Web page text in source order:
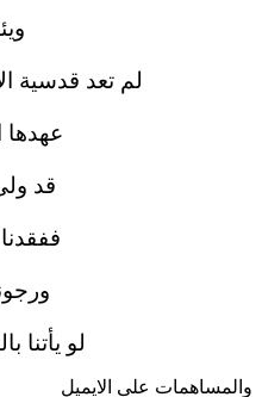
لم تعد قدسية
عهدها
قد
لو يأتنا
والمساهمات علی الایمیل